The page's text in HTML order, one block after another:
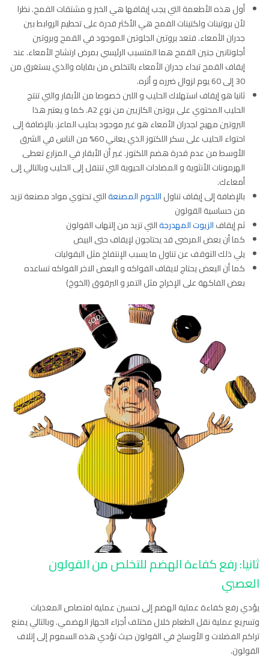
أول هذه الأطعمة التي يجب إيقافها هي الخبز و مشتقات القمح. نظرا
لأن بروتينات ولكتينات القمح هي الأكثر قدرة على تحطيم الروابط بين
جدران الأمعاء. فتعد بروتين الجلوتين الموجود في القمح وبروتين
أجلوتانين جنين القمح هما المتسبب الرئيسي بمرض ارتشاح الأمعاء. عند
إيقاف القمح تبداء جدران الأمعاء بالتخلص من بقاياه والذي يستغرق من
30 إلى 60 يوم لزوال ضرره و أثره.
ثانيا هو إيقاف استهلاك الحليب و اللبن خصوصا من الأبقار والتي تنتج
الحليب المحتوي على بروتين الكازيين من نوع A2. كما و يعتبر هذا
البروتين مهيج لجدران الأمعاء هو غير موجود بحليب الماعز. بالإضافة إلى
احتواء الحليب على سكر اللكتوز الذي يعاني 60% من الناس في الشرق
الأوسط من عدم قدرة هضم اللكتوز. غير أن الأبقار في المزارع تعطى
الهرمونات الأنثوية و المضادات الحيوية التي تنتقل إلى الحليب وبالتالي إلى
أمعاءك.
بالإضافة إلى إيقاف تناولاللحوم المصنعةالتي تحتوي مواد مصنعة تزيد
من حساسية القولون
ثم إيقافالزيوت المهدرجةالتي تزيد من إلتهاب القولون
كما أن بعض المرضى قد يحتاجون لإيقاف حتى البيض
يلي ذلك التوقف عن تناول ما يسبب الإنتفاخ مثل البقوليات
كما أن البعض يحتاج لايقاف الفواكه و البعض الاخر الفواكه تساعده
بعض الفاكهة على الإخراج مثل التمر و البرقوق (الخوخ)
ثانيا: رفع كفاءة الهضم للتخلص من القولون
العصبي
يؤدي رفع كفاءة عملية الهضم إلى تحسين عملية امتصاص المغذيات
وتسريع عملية نقل الطعام خلال مختلف أجزاء الجهاز الهضمي. وبالتالي يمنع
تراكم الفضلات و الأوساخ في القولون حيث تؤدي هذه السموم إلى إتلاف
القولون.